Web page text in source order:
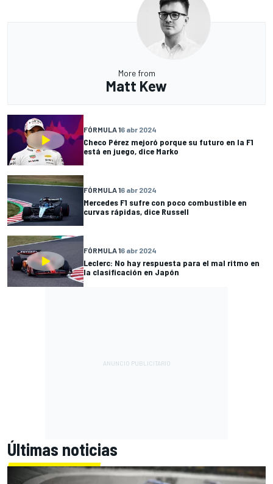
More from
Matt Kew
FÓRMULA 16 abr 2024
Checo Pérez mejoró porque su futuro en la F1
está en juego, dice Marko
FÓRMULA 16 abr 2024
Mercedes F1 sufre con poco combustible en
curvas rápidas, dice Russell
FÓRMULA 16 abr 2024
Leclerc: No hay respuesta para el mal ritmo en
la clasificación en Japón
Últimas noticias